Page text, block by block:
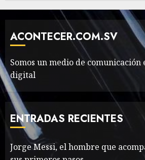
Need to
Classic
Movie?
MAYO 14, 2024
7
The full
Thailand’s
cave rescue
MAYO 14, 2024
ACONTECER.COM.SV
Somos un medio de
digital
ENTRADAS RECIENTES
Jorge Messi, el hombre que